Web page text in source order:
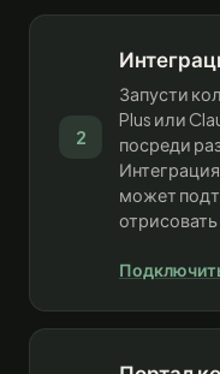
2
Запусти
Plus или
посреди
может
отрисовать